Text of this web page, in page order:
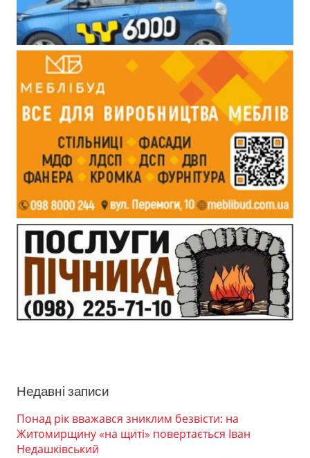
Недавні записи
Понад рік вважався зниклим безвісти: на
Житомирщину «на щиті» повертається Іван
Недашківський